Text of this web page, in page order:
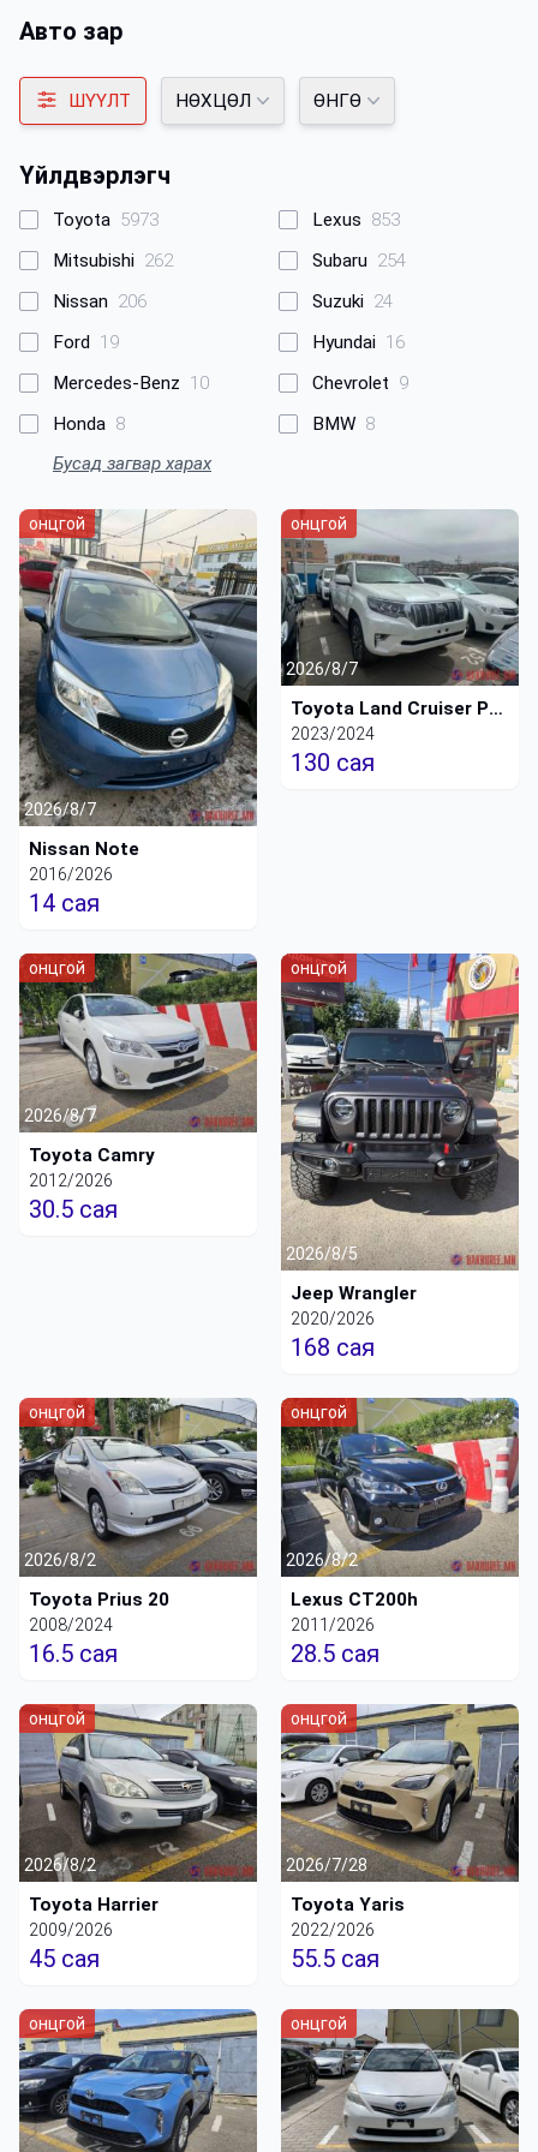
Авто зар
ШҮҮЛТ НӨХЦӨЛ ӨНГӨ
Үйлдвэрлэгч
Toyota 5973 Lexus 853
Mitsubishi 262 Subaru 254
Nissan 206 Suzuki 24
Ford 19 Hyundai 16
Mercedes-Benz 10 Chevrolet 9
Honda 8 BMW 8
Бусад загвар харах
онцгой
2026/8/7
Nissan Note
2016/2026
14 сая
онцгой
2026/8/7
Toyota Land Cruiser Prado-150
2023/2024
130 сая
онцгой
2026/8/7
Toyota Camry
2012/2026
30.5 сая
онцгой
2026/8/5
Jeep Wrangler
2020/2026
168 сая
онцгой
2026/8/2
Toyota Prius 20
2008/2024
16.5 сая
онцгой
2026/8/2
Lexus CT200h
2011/2026
28.5 сая
онцгой
2026/8/2
Toyota Harrier
2009/2026
45 сая
онцгой
2026/7/28
Toyota Yaris
2022/2026
55.5 сая
онцгой онцгой